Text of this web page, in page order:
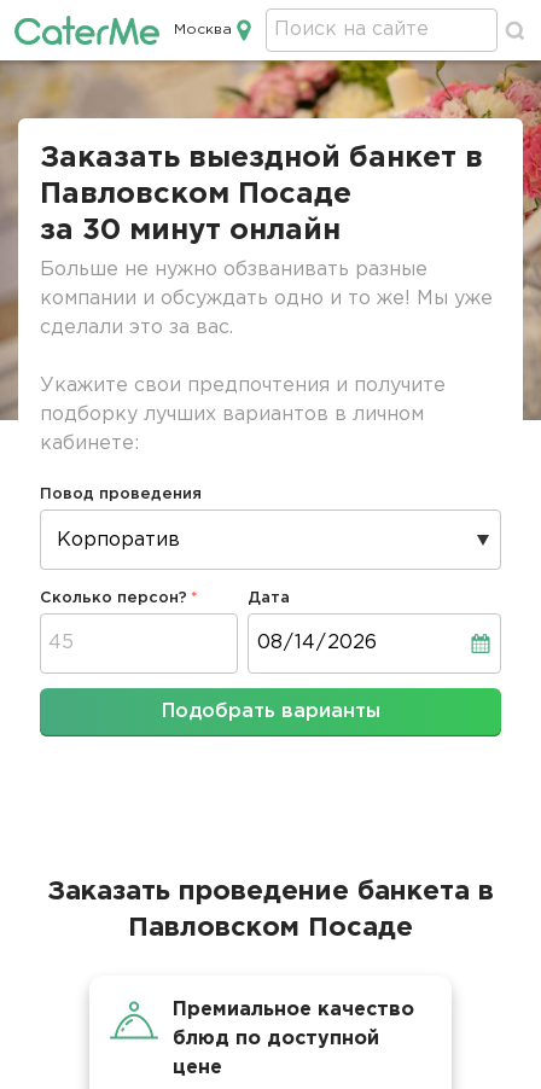
Кейтеринг в Москве
Москва
Строка
Заказать выездной банкет в
Павловском Посаде
за 30 минут онлайн
Больше не нужно обзванивать разные
компании и обсуждать одно и то же! Мы уже
сделали это за вас.
Укажите свои предпочтения и получите
подборку лучших вариантов в личном
кабинете:
Повод проведения
Сколько персон? Дата
Подобрать варианты
Заказать проведение банкета в
Павловском Посаде
Премиальное качество
блюд по доступной
цене